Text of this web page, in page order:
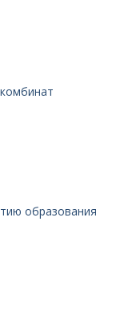
образования